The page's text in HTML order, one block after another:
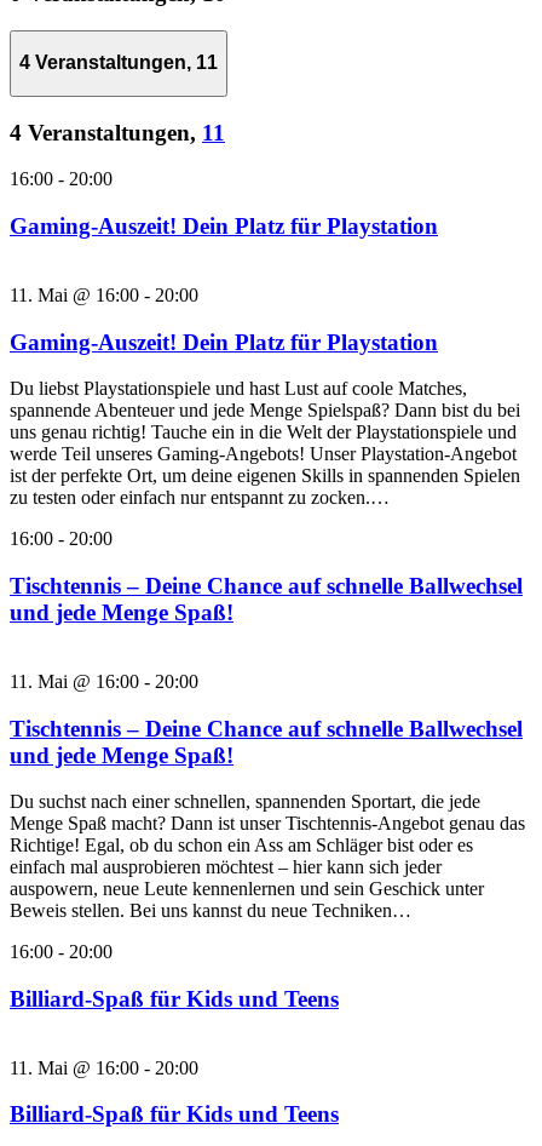
4 Veranstaltungen, 11
4 Veranstaltungen, 11
16:00 - 20:00
Gaming-Auszeit! Dein Platz für Playstation
11. Mai @ 16:00 - 20:00
Gaming-Auszeit! Dein Platz für Playstation
Du liebst Playstationspiele und hast Lust auf coole Matches,
spannende Abenteuer und jede Menge Spielspaß? Dann bist du bei
uns genau richtig! Tauche ein in die Welt der Playstationspiele und
werde Teil unseres Gaming-Angebots! Unser Playstation-Angebot
ist der perfekte Ort, um deine eigenen Skills in spannenden Spielen
zu testen oder einfach nur entspannt zu zocken.…
16:00 - 20:00
Tischtennis – Deine Chance auf schnelle Ballwechsel
und jede Menge Spaß!
11. Mai @ 16:00 - 20:00
Tischtennis – Deine Chance auf schnelle Ballwechsel
und jede Menge Spaß!
Du suchst nach einer schnellen, spannenden Sportart, die jede
Menge Spaß macht? Dann ist unser Tischtennis-Angebot genau das
Richtige! Egal, ob du schon ein Ass am Schläger bist oder es
einfach mal ausprobieren möchtest – hier kann sich jeder
auspowern, neue Leute kennenlernen und sein Geschick unter
Beweis stellen. Bei uns kannst du neue Techniken…
16:00 - 20:00
Billiard-Spaß für Kids und Teens
11. Mai @ 16:00 - 20:00
Billiard-Spaß für Kids und Teens